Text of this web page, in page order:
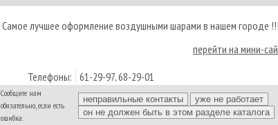
Самое лучшее оформление воздушными шарами в нашем городе !!!
перейти на мини-
Телефоны: 61-29-97, 68-29-01
Сообщите нам
обязательно, если есть
ошибка: